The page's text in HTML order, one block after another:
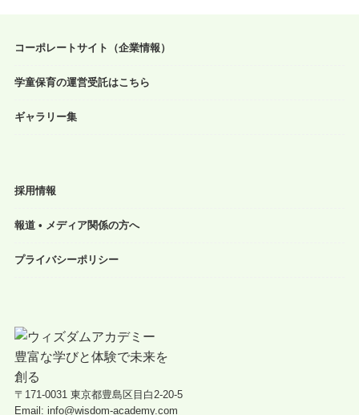
コーポレートサイト（企業情報）
学童保育の運営受託はこちら
ギャラリー集
採用情報
報道 • メディア関係の方へ
プライバシーポリシー
〒171-0031 東京都豊島区目白2-20-5
Email: info@wisdom-academy.com